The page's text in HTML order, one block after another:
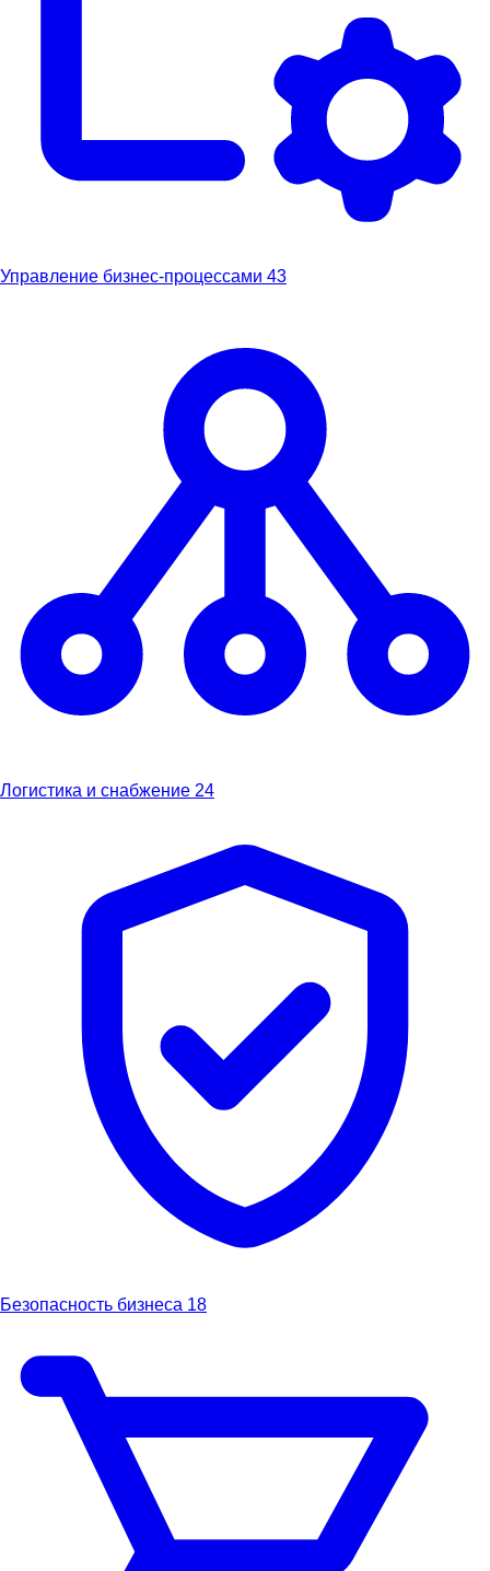
Управление бизнес-процессами 43
Логистика и снабжение 24
Безопасность бизнеса 18